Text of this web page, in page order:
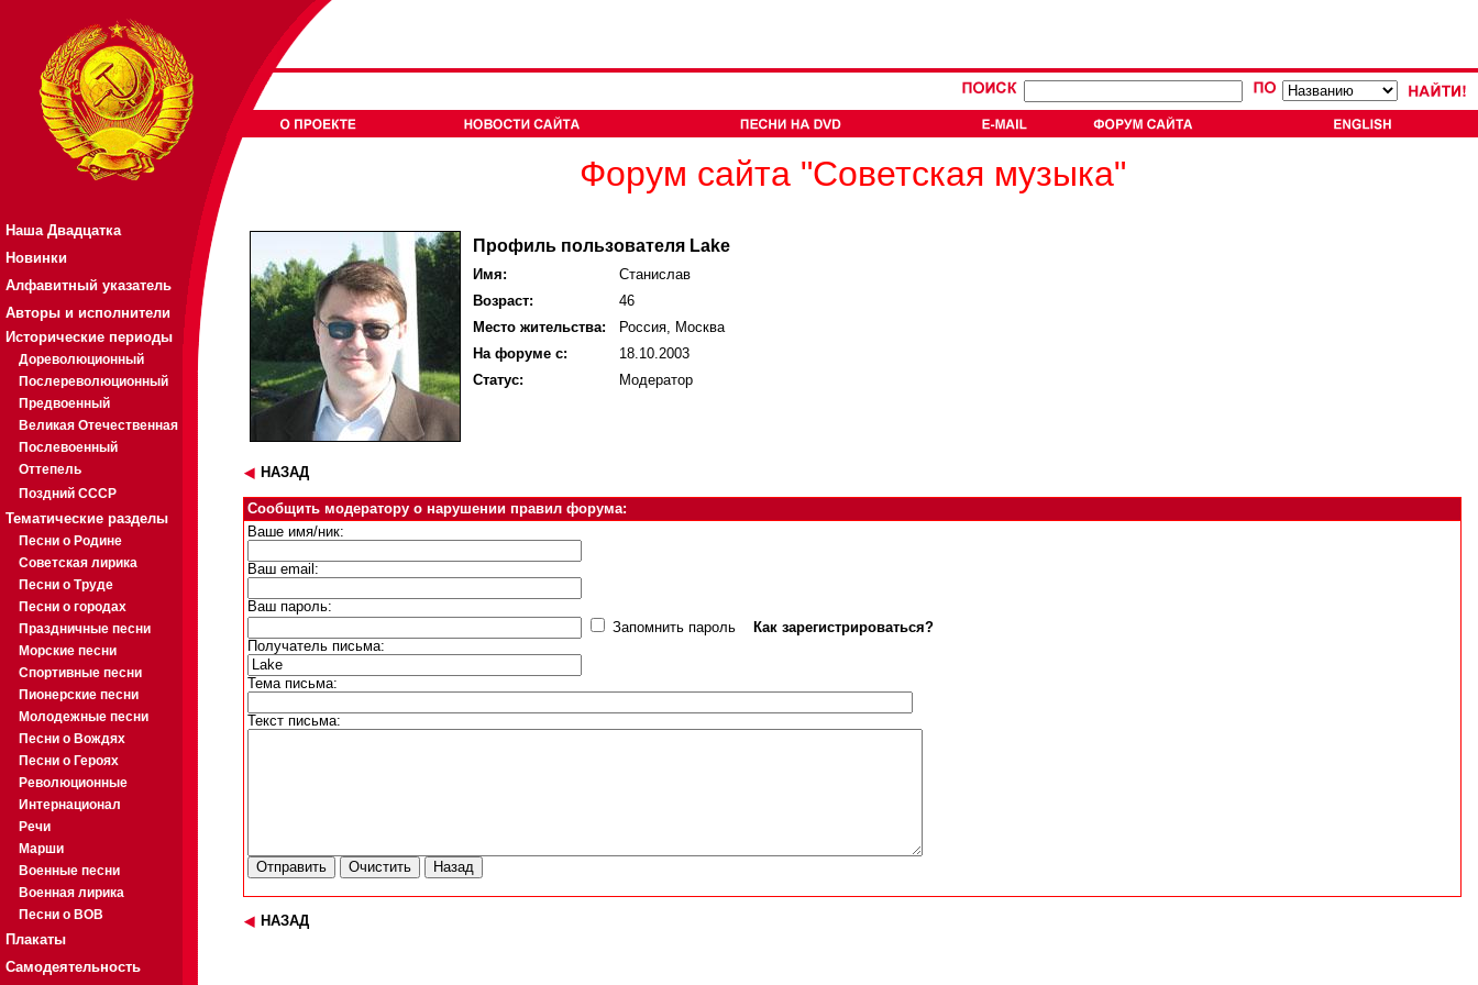
Наша Двадцатка
Новинки
Алфавитный указатель
Авторы и исполнители
Исторические периоды
Дореволюционный
Послереволюционный
Предвоенный
Великая Отечественная
Послевоенный
Оттепель
Поздний СССР
Тематические разделы
Песни о Родине
Советская лирика
Песни о Труде
Песни о городах
Праздничные песни
Морские песни
Спортивные песни
Пионерские песни
Молодежные песни
Песни о Вождях
Песни о Героях
Революционные
Интернационал
Речи
Марши
Военные песни
Военная лирика
Песни о ВОВ
Плакаты
Самодеятельность
Форум сайта "Советская музыка"
Профиль пользователя Lake
Имя:
Станислав
Возраст:
46
Место жительства:
Россия, Москва
На форуме с:
18.10.2003
Статус:
Модератор
НАЗАД
Сообщить модератору о нарушении правил форума:
Ваше имя/ник:
Ваш email:
Ваш пароль:
Запомнить пароль
Как зарегистрироваться?
Получатель письма:
Тема письма:
Текст письма:
НАЗАД